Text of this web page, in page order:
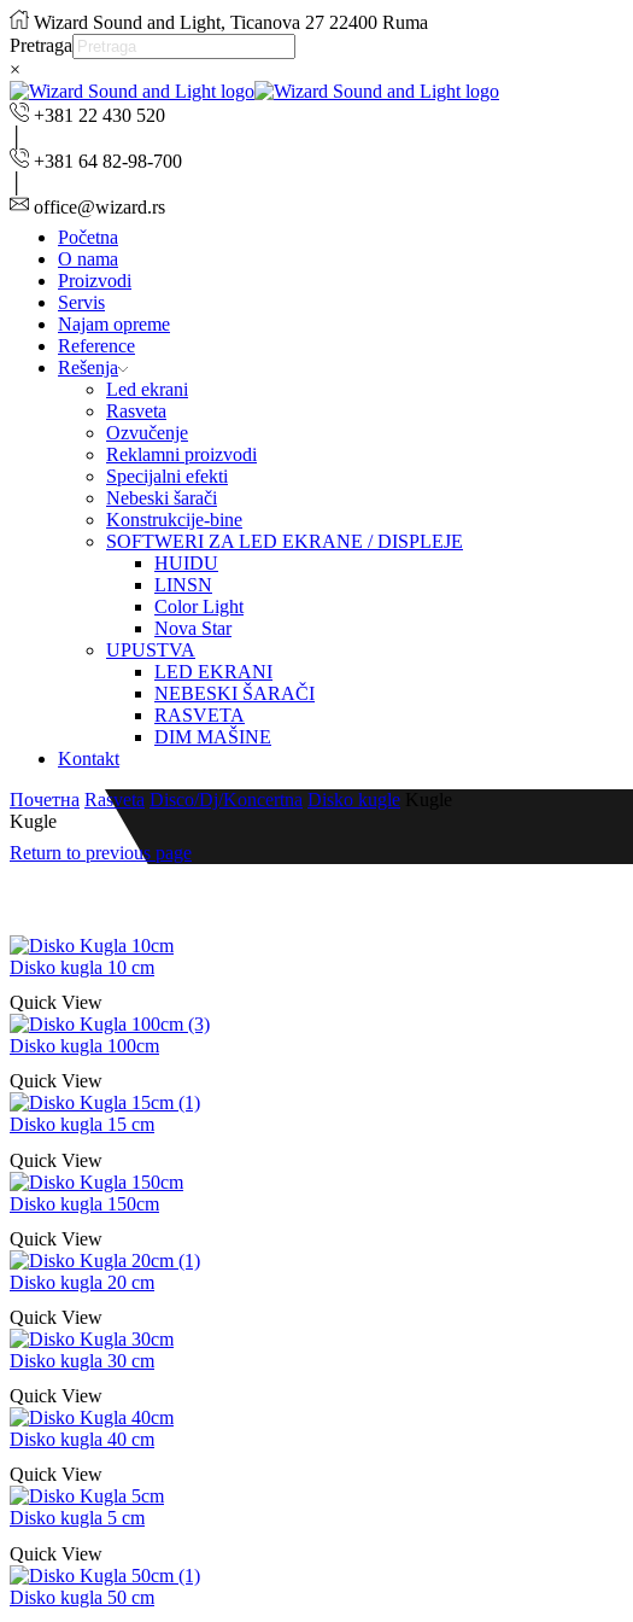
Wizard Sound and Light, Ticanova 27 22400 Ruma
Pretraga
×
+381 22 430 520
+381 64 82-98-700
office@wizard.rs
Početna
O nama
Proizvodi
Servis
Najam opreme
Reference
Rešenja
Led ekrani
Rasveta
Ozvučenje
Reklamni proizvodi
Specijalni efekti
Nebeski šarači
Konstrukcije-bine
SOFTWERI ZA LED EKRANE / DISPLEJE
HUIDU
LINSN
Color Light
Nova Star
UPUSTVA
LED EKRANI
NEBESKI ŠARAČI
RASVETA
DIM MAŠINE
Kontakt
Почетна Rasveta Disco/Dj/Koncertna Disko kugle Kugle
Kugle
Return to previous page
Disko kugla 10 cm
Quick View
Disko kugla 100cm
Quick View
Disko kugla 15 cm
Quick View
Disko kugla 150cm
Quick View
Disko kugla 20 cm
Quick View
Disko kugla 30 cm
Quick View
Disko kugla 40 cm
Quick View
Disko kugla 5 cm
Quick View
Disko kugla 50 cm